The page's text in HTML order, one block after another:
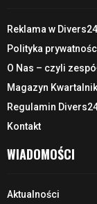
Reklama w
Polityka
O Nas – czyli
Magazyn
Regulamin
Kontakt
WIADOMOŚCI
Aktualności